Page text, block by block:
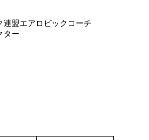
連盟エアロビックコーチ
ター